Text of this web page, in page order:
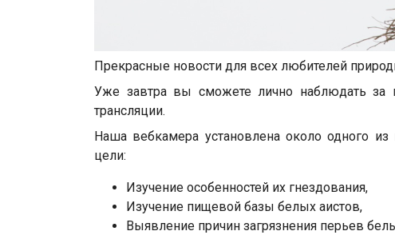
Прекрасные новости для всех любителей
Уже завтра вы сможете лично наблюдать
трансляции.
Наша вебкамера установлена около одного
цели:
Изучение особенностей их гнездования,
Изучение пищевой базы белых аистов,
Выявление причин загрязнения перьев